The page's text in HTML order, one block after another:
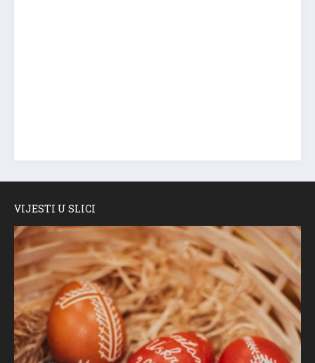
VIJESTI U SLICI